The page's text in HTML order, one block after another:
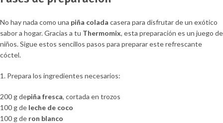
No hay nada como una piña colada casera para disfrutar de un exótico
sabor a hogar. Gracias a tu Thermomix, esta preparación es un juego de
niños. Sigue estos sencillos pasos para preparar este refrescante
cóctel.
1. Prepara los ingredientes necesarios:
200 g depiña fresca, cortada en trozos
100 g de leche de coco
100 g de ron blanco